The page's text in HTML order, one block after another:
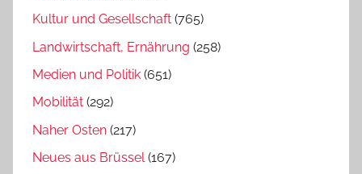
Kultur und Gesellschaft (765)
Landwirtschaft, Ernährung (258)
Medien und Politik (651)
Mobilität (292)
Naher Osten (217)
Neues aus Brüssel(167)